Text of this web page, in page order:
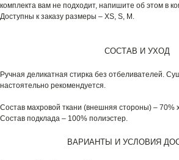
комплекта вам не подходит, напишите об этом в
Доступны к заказу размеры – XS, S, M.
СОСТАВ И УХОД
Ручная деликатная стирка без отбеливателей.
настоятельно рекомендуется.
Состав махровой ткани (внешняя стороны) – 70%
Состав подклада – 100% полиэстер.
ВАРИАНТЫ И УСЛОВИЯ